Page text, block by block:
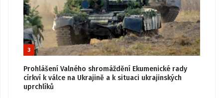
3
Prohlášení Valného shromáždění Ekumenické rady
církví k válce na Ukrajině a k situaci ukrajinských
uprchlíků